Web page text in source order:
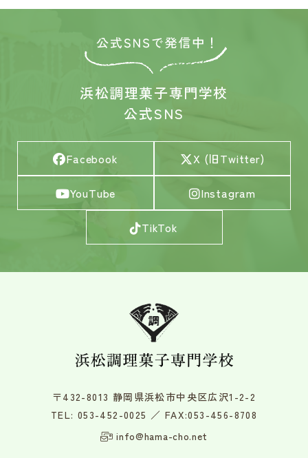
浜松調理菓子専門学校
公式SNS
Facebook X (旧Twitter)
YouTube Instagram
TikTok
〒432-8013 静岡県浜松市中央区広沢1-2-2
TEL: 053-452-0025 ／ FAX:053-456-8708
info@hama-cho.net